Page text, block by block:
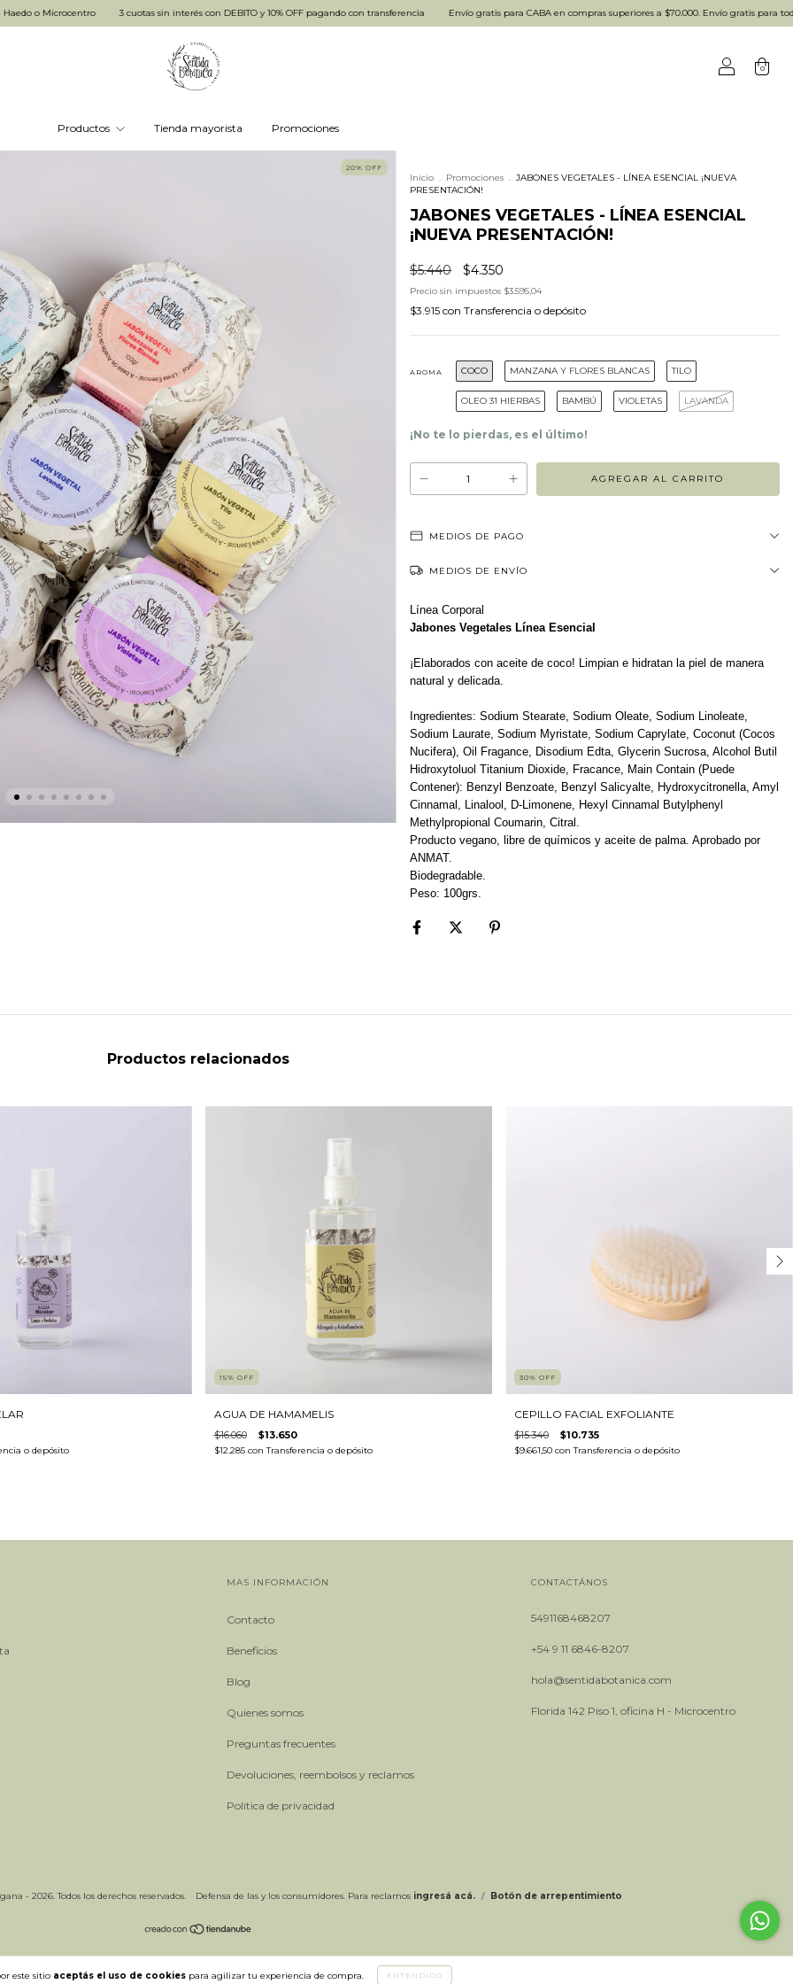
3 cuotas sin interés con DEBITO y 10% OFF pagando con transferencia Envío gratis para CABA en compras superiores a $70.000. Envío gratis para todo el
0
Productos Tienda mayorista Promociones
este sitio aceptás el uso de cookies para agilizar tu experiencia de compra. ENTENDIDO
20% OFF
Inicio . Promociones . JABONES VEGETALES - LÍNEA ESENCIAL ¡NUEVA
PRESENTACIÓN!
JABONES VEGETALES - LÍNEA ESENCIAL
¡NUEVA PRESENTACIÓN!
$5.440 $4.350
Precio sin impuestos $3.595,04
$3.915 con Transferencia o depósito
AROMA COCO MANZANA Y FLORES BLANCAS TILO
OLEO 31 HIERBAS BAMBÚ VIOLETAS LAVANDA
¡No te lo pierdas, es el último!
MEDIOS DE PAGO
MEDIOS DE ENVÍO
Línea Corporal
Jabones Vegetales Línea Esencial
¡Elaborados con aceite de coco! Limpian e hidratan la piel de manera
natural y delicada.
Ingredientes: Sodium Stearate, Sodium Oleate, Sodium Linoleate,
Sodium Laurate, Sodium Myristate, Sodium Caprylate, Coconut (Cocos
Nucifera), Oil Fragance, Disodium Edta, Glycerin Sucrosa, Alcohol Butil
Hidroxytoluol Titanium Dioxide, Fracance, Main Contain (Puede
Contener): Benzyl Benzoate, Benzyl Salicyalte, Hydroxycitronella, Amyl
Cinnamal, Linalool, D-Limonene, Hexyl Cinnamal Butylphenyl
Methylpropional Coumarin, Citral.
Producto vegano, libre de químicos y aceite de palma. Aprobado por
ANMAT.
Biodegradable.
Peso: 100grs.
Productos relacionados
o depósito
15% OFF
AGUA DE HAMAMELIS
$16.060 $13.650
$12.285 con Transferencia o depósito
30%OFF
CEPILLO FACIAL EXFOLIANTE
$15.340 $10.735
$9.661,50con Transferencia o depósito
MAS INFORMACIÓN
Contacto
Beneficios
Blog
Quienes somos
Preguntas frecuentes
Devoluciones, reembolsos y reclamos
Politica de privacidad
CONTACTÁNOS
5491168468207
+54 9 11 6846-8207
hola@sentidabotanica.com
Florida 142 Piso 1, oficina H - Microcentro
- 2026. Todos los derechos reservados. Defensa de las y los consumidores. Para reclamos ingresá acá. / Botón de arrepentimiento